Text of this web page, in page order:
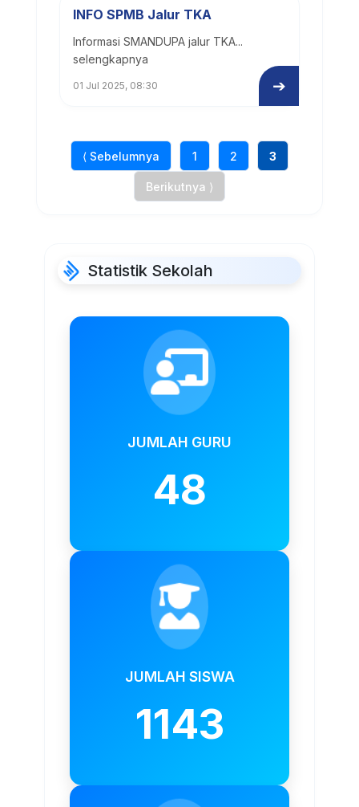
INFO SPMB Jalur TKA
Informasi SMANDUPA jalur TKA...
selengkapnya
01 Jul 2025, 08:30 ➔
⟨ Sebelumnya 1 2 3
Berikutnya ⟩
Statistik Sekolah
JUMLAH GURU
48
JUMLAH SISWA
1143